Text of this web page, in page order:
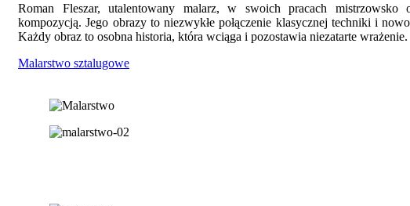
Roman Fleszar, utalentowany malarz, w swoich pracach mistrzowsko
kompozycją. Jego obrazy to niezwykłe połączenie klasycznej techniki i
Każdy obraz to osobna historia, która wciąga i pozostawia niezatarte wrażenie.
Malarstwo sztalugowe